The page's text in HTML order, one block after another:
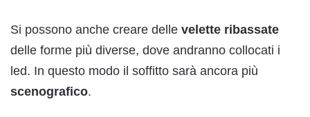
Si possono anche creare delle velette ribassate
delle forme più diverse, dove andranno collocati i
led. In questo modo il soffitto sarà ancora più
scenografico.